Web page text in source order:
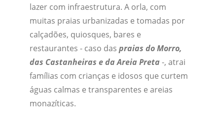
lazer com infraestrutura. A orla, com
muitas praias urbanizadas e tomadas por
calçadões, quiosques, bares e
restaurantes - caso das praias do Morro,
das Castanheiras e da Areia Preta -, atrai
famílias com crianças e idosos que curtem
águas calmas e transparentes e areias
monazíticas.